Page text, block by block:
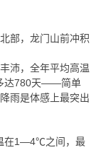
部，龙门山前冲积
沛，全年平均高温
达780天——简单
雨是体感上最突出
在1—4℃之间，最